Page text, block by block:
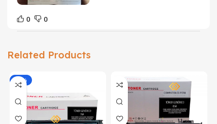
0 0
Related Products
-32%